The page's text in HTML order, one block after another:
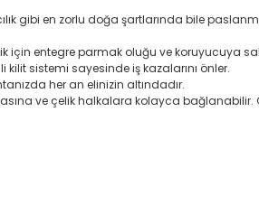
gibi en zorlu doğa şartlarında bile
için entegre parmak oluğu ve koruyucuya
sistemi sayesinde iş kazalarını önler.
her an elinizin altındadır.
ve çelik halkalara kolayca bağlanabilir.